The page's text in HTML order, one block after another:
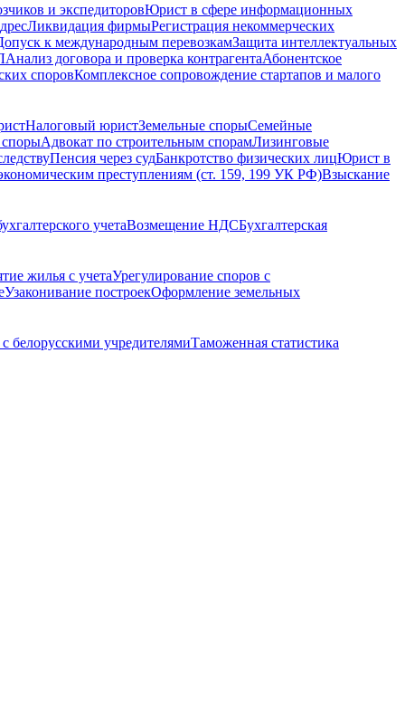
и экспедиторовЮрист в сфере информационных
Ликвидация фирмыРегистрация некоммерческих
к международным перевозкамЗащита интеллектуальных
Анализ договора и проверка контрагентаАбонентское
споровКомплексное сопровождение стартапов и малого
Налоговый юристЗемельные спорыСемейные
Адвокат по строительным спорамЛизинговые
Пенсия через судБанкротство физических лицЮрист в
преступлениям (ст. 159, 199 УК РФ)Взыскание
учетаВозмещение НДСБухгалтерская
жилья с учетаУрегулирование споров с
Узаконивание построекОформление земельных
белорусскими учредителямиТаможенная статистика